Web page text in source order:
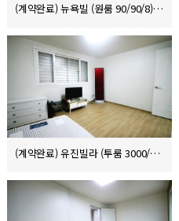
(계약완료) 뉴욕빌 (원룸 90/90/8)
(계약완료) 유진빌라 (투룸 3000/67/8)